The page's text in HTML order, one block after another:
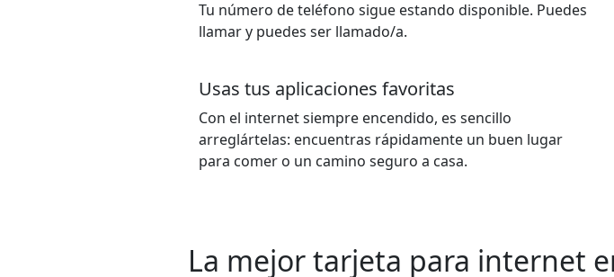
Tu número de teléfono sigue estando disponible. Puedes
llamar y puedes ser llamado/a.
Usas tus aplicaciones favoritas
Con el internet siempre encendido, es sencillo
arreglártelas: encuentras rápidamente un buen lugar
para comer o un camino seguro a casa.
La mejor tarjeta para internet